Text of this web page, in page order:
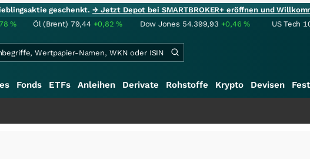
geschenkt.→ Jetzt Depot bei SMARTBROKER+ eröffnen und
% Öl (Brent) 79,44 +0,82% Dow Jones 54.399,93 +0,46% US Tech
Fonds ETFs Anleihen Derivate Rohstoffe Krypto Devisen